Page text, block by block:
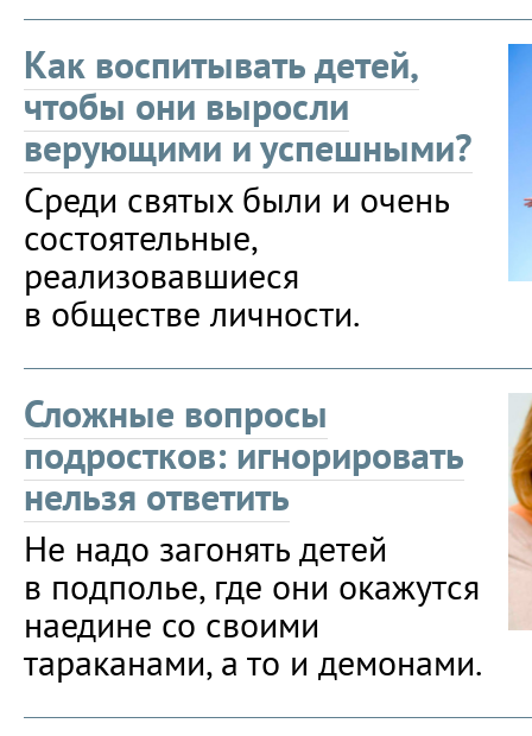
Как воспитывать детей,
чтобы они выросли
верующими и успешными?
Среди святых были и очень
состоятельные,
реализовавшиеся
в обществе личности.
Сложные вопросы
подростков: игнорировать
нельзя ответить
Не надо загонять детей
в подполье, где они окажутся
наедине со своими
тараканами, а то и демонами.